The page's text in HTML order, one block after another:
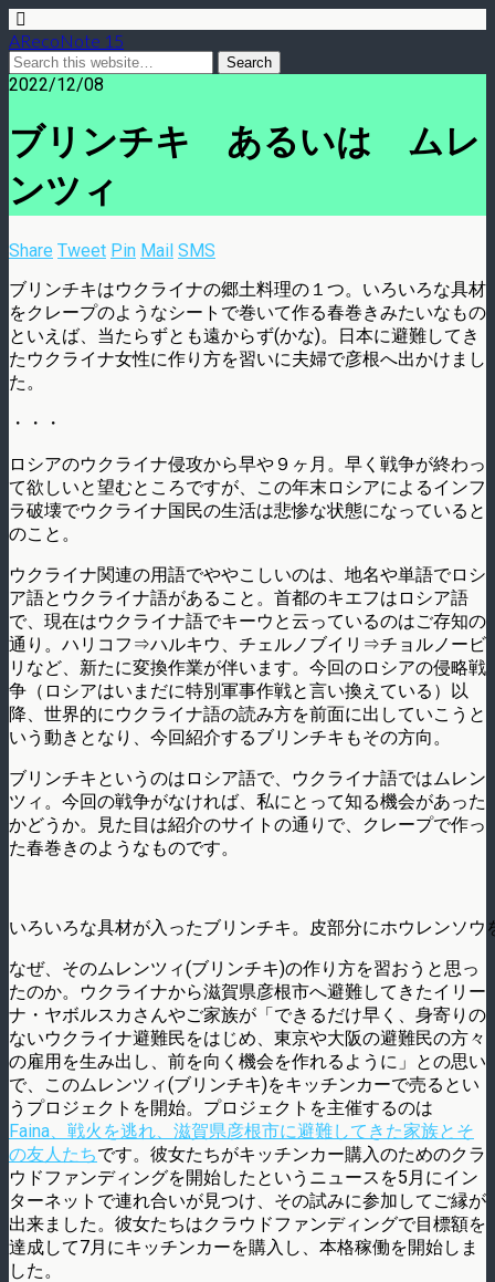
ARecoNote 15
2022/12/08
ブリンチキ あるいは ムレ
ンツィ
Share Tweet Pin Mail SMS
ブリンチキはウクライナの郷土料理の１つ。いろいろな具材
をクレープのようなシートで巻いて作る春巻きみたいなもの
といえば、当たらずとも遠からず(かな)。日本に避難してき
たウクライナ女性に作り方を習いに夫婦で彦根へ出かけまし
た。
・・・
ロシアのウクライナ侵攻から早や９ヶ月。早く戦争が終わっ
て欲しいと望むところですが、この年末ロシアによるインフ
ラ破壊でウクライナ国民の生活は悲惨な状態になっていると
のこと。
ウクライナ関連の用語でややこしいのは、地名や単語でロシ
ア語とウクライナ語があること。首都のキエフはロシア語
で、現在はウクライナ語でキーウと云っているのはご存知の
通り。ハリコフ⇒ハルキウ、チェルノブイリ⇒チョルノービ
リなど、新たに変換作業が伴います。今回のロシアの侵略戦
争（ロシアはいまだに特別軍事作戦と言い換えている）以
降、世界的にウクライナ語の読み方を前面に出していこうと
いう動きとなり、今回紹介するブリンチキもその方向。
ブリンチキというのはロシア語で、ウクライナ語ではムレン
ツィ。今回の戦争がなければ、私にとって知る機会があった
かどうか。見た目は紹介のサイトの通りで、クレープで作っ
た春巻きのようなものです。
いろいろな具材が入ったブリンチキ。皮部分にホウレンソウ
なぜ、そのムレンツィ(ブリンチキ)の作り方を習おうと思っ
たのか。ウクライナから滋賀県彦根市へ避難してきたイリー
ナ・ヤボルスカさんやご家族が「できるだけ早く、身寄りの
ないウクライナ避難民をはじめ、東京や大阪の避難民の方々
の雇用を生み出し、前を向く機会を作れるように」との思い
で、このムレンツィ(ブリンチキ)をキッチンカーで売るとい
うプロジェクトを開始。プロジェクトを主催するのは
Faina、戦火を逃れ、滋賀県彦根市に避難してきた家族とそ
の友人たちです。彼女たちがキッチンカー購入のためのクラ
ウドファンディングを開始したというニュースを5月にイン
ターネットで連れ合いが見つけ、その試みに参加してご縁が
出来ました。彼女たちはクラウドファンディングで目標額を
達成して7月にキッチンカーを購入し、本格稼働を開始しま
した。